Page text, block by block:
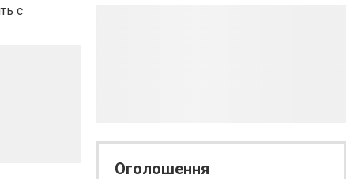
с
Оголошення